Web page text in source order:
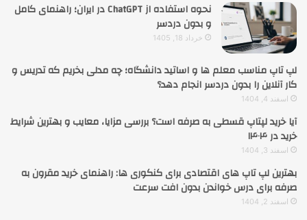
نحوه استفاده از ChatGPT در ایران؛ راهنمای کامل
و بدون دردسر
خرداد 18, 1405
لپ تاپ مناسب معلم ها و اساتید دانشگاه؛ چه مدلی بخریم که تدریس و
کار آنلاین را بدون دردسر انجام دهد؟
اسفند 4, 1404
آیا خرید لپتاپ قسطی به صرفه است؟ بررسی مزایا، معایب و بهترین شرایط
خرید در ۱۴۰۴
اسفند 3, 1404
بهترین لپ تاپ های اقتصادی برای کنکوری ها: راهنمای خرید مقرون به
صرفه برای درس خواندن بدون افت سرعت
اسفند 2, 1404